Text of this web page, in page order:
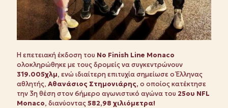
Η επετειακή έκδοση του No Finish Line Monaco
ολοκληρώθηκε με τους δρομείς να συγκεντρώνουν
319.005χλμ, ενώ ιδιαίτερη επιτυχία σημείωσε ο Έλληνας
αθλητής, Αθανάσιος Στημονιάρης, ο οποίος κατέκτησε
την 3η θέση στον 6ήμερο αγωνιστικό αγώνα του 25ου NFL
Monaco, διανύοντας582,98 χιλιόμετρα!